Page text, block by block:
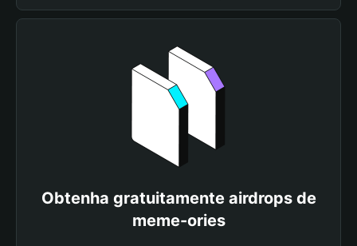
Obtenha gratuitamente airdrops de
meme-ories